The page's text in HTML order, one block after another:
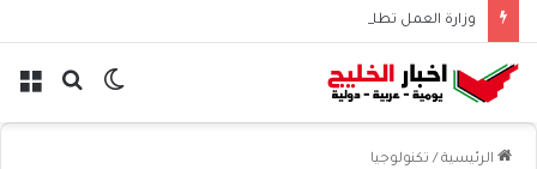
بحث الوضع
الرئيسية / تكنولوجيا